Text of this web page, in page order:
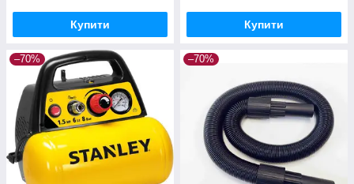
Купити Купити
–70% –70%